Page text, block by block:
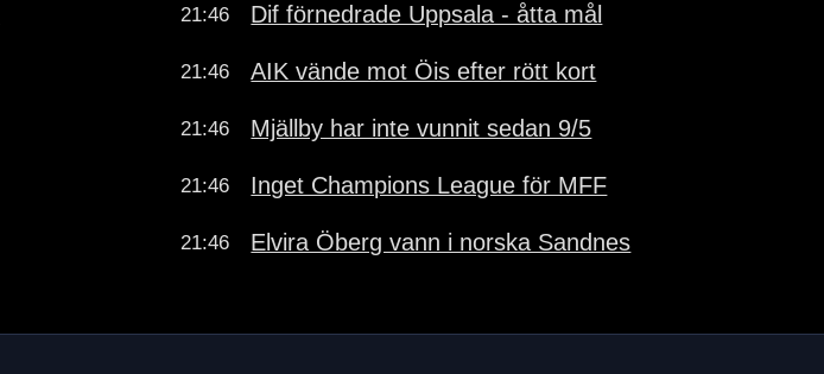
21:46 Dif förnedrade Uppsala - åtta mål
21:46 AIK vände mot Öis efter rött kort
21:46 Mjällby har inte vunnit sedan 9/5
21:46 Inget Champions League för MFF
21:46 Elvira Öberg vann i norska Sandnes